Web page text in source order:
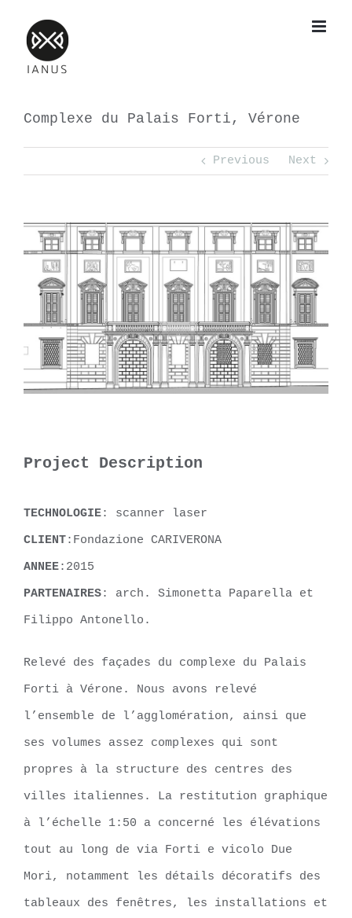
content
Complexe du Palais Forti, Vérone
Previous Next
View
Larger
Image
Project Description
TECHNOLOGIE: scanner laser
CLIENT:Fondazione CARIVERONA
ANNEE:2015
PARTENAIRES: arch. Simonetta Paparella et
Filippo Antonello.
Relevé des façades du complexe du Palais
Forti à Vérone. Nous avons relevé
l’ensemble de l’agglomération, ainsi que
ses volumes assez complexes qui sont
propres à la structure des centres des
villes italiennes. La restitution graphique
à l’échelle 1:50 a concerné les élévations
tout au long de via Forti e vicolo Due
Mori, notamment les détails décoratifs des
tableaux des fenêtres, les installations et